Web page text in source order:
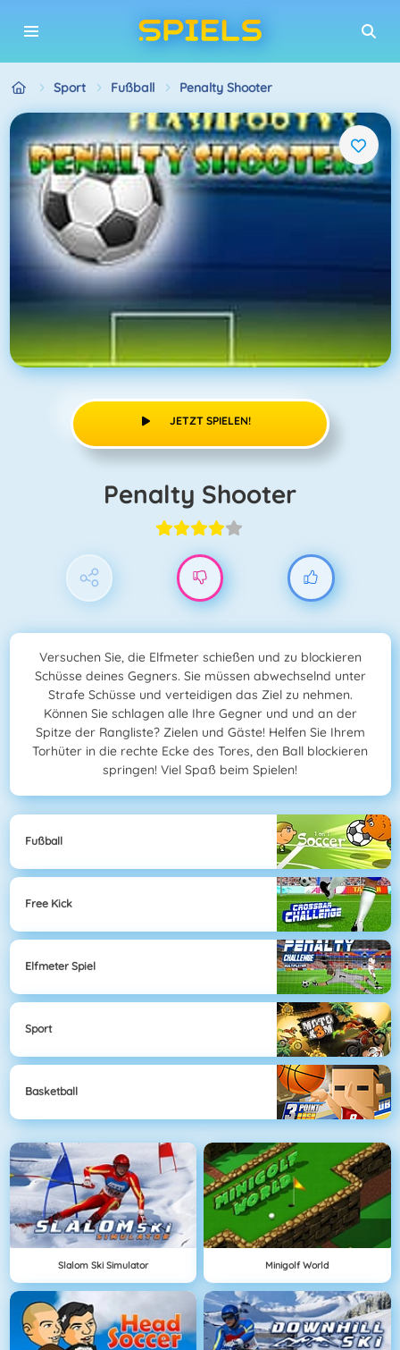
Sport Fußball Penalty Shooter
JETZT SPIELEN!
Penalty Shooter
Versuchen Sie, die Elfmeter schießen und zu blockieren
Schüsse deines Gegners. Sie müssen abwechselnd unter
Strafe Schüsse und verteidigen das Ziel zu nehmen.
Können Sie schlagen alle Ihre Gegner und und an der
Spitze der Rangliste? Zielen und Gäste! Helfen Sie Ihrem
Torhüter in die rechte Ecke des Tores, den Ball blockieren
springen! Viel Spaß beim Spielen!
Fußball
Free Kick
Elfmeter Spiel
Sport
Basketball
Slalom Ski Simulator Minigolf World